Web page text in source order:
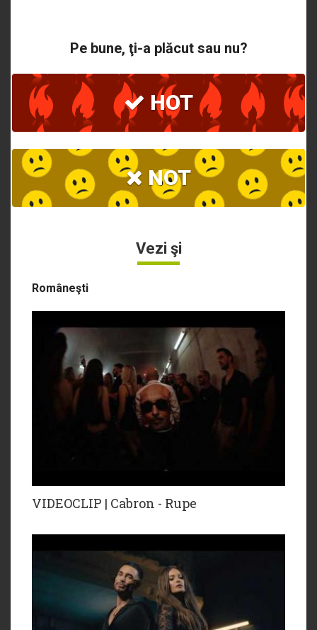
Pe bune, ţi-a plăcut sau nu?
HOT
NOT
Vezi şi
Româneşti
VIDEOCLIP | Cabron - Rupe